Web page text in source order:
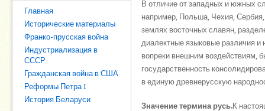
Главная
Исторические материалы
Франко-прусская война
Индустриализация в
СССР
Гражданская война в США
Реформы Петра I
История Беларуси
В отличие от западных и южных
например, Польша, Чехия,
землях восточных славян,
диалектные языковые различия и
вопреки внешним воздействиям,
государственность
в единую древнерусскую
Значение термина русь.К